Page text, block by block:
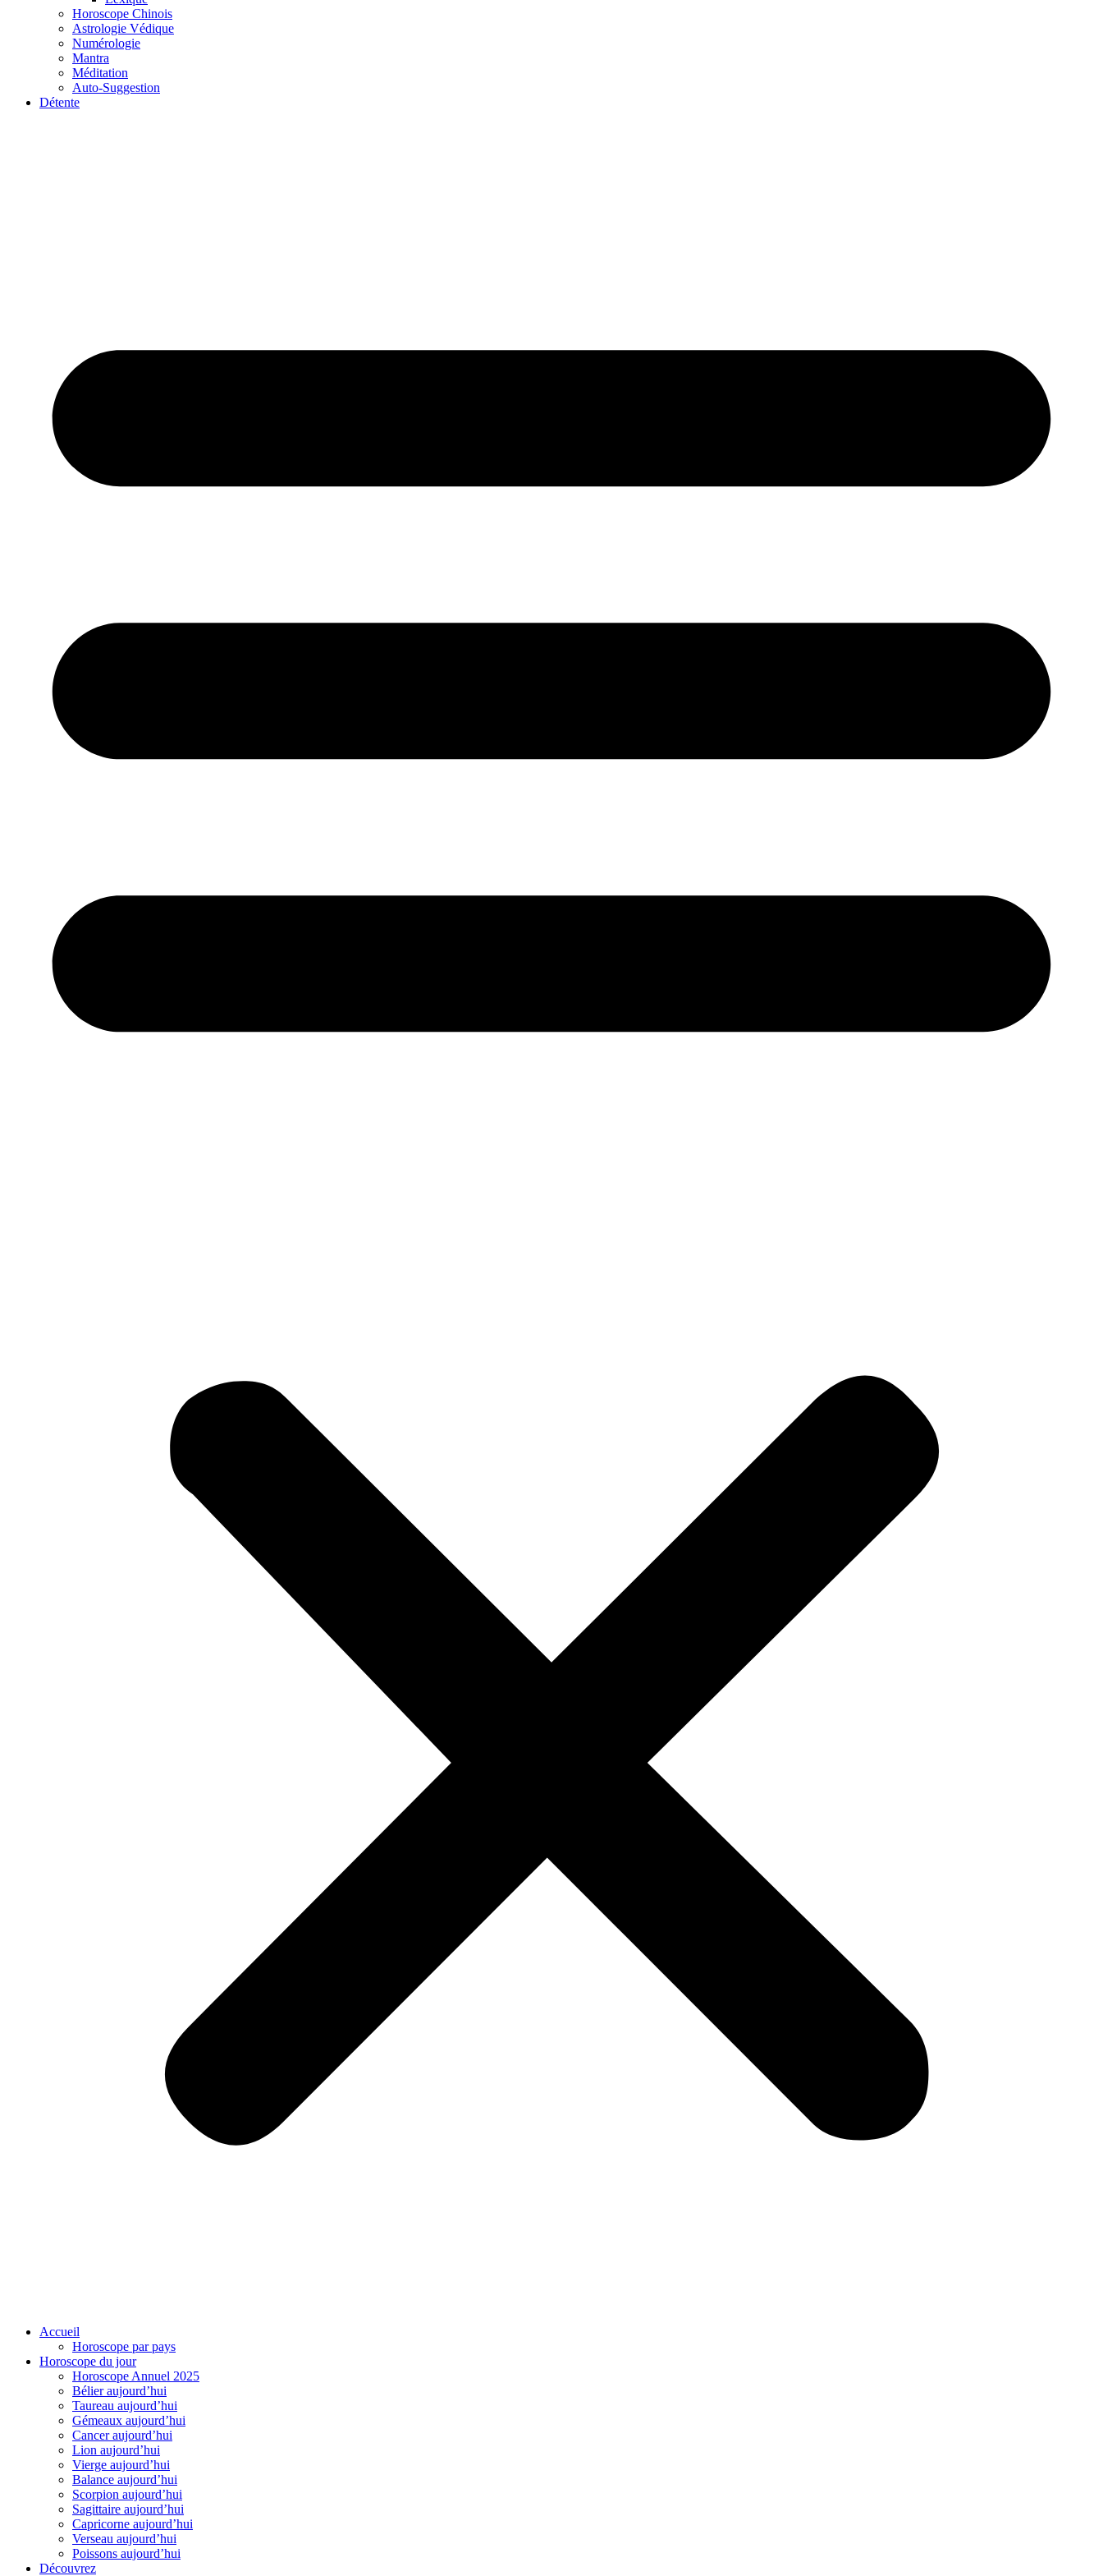
Horoscope Chinois
Astrologie Védique
Numérologie
Mantra
Méditation
Auto-Suggestion
Détente
Accueil
Horoscope par pays
Horoscope du jour
Horoscope Annuel 2025
Bélier aujourd’hui
Taureau aujourd’hui
Gémeaux aujourd’hui
Cancer aujourd’hui
Lion aujourd’hui
Vierge aujourd’hui
Balance aujourd’hui
Scorpion aujourd’hui
Sagittaire aujourd’hui
Capricorne aujourd’hui
Verseau aujourd’hui
Poissons aujourd’hui
Découvrez